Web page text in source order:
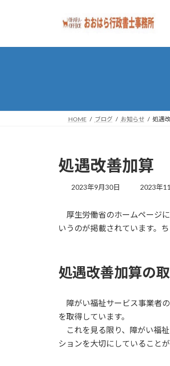
プ
動
HOME ブログ お知らせ 処遇
処遇改善加算
2023年9月30日
最
新
日
2023年
厚生労働省のホームページに
いうのが掲載されています。
処遇改善加算の
障がい福祉サービス事業者
を取得しています。
これを見る限り、障がい福
ションを大切にしていることが